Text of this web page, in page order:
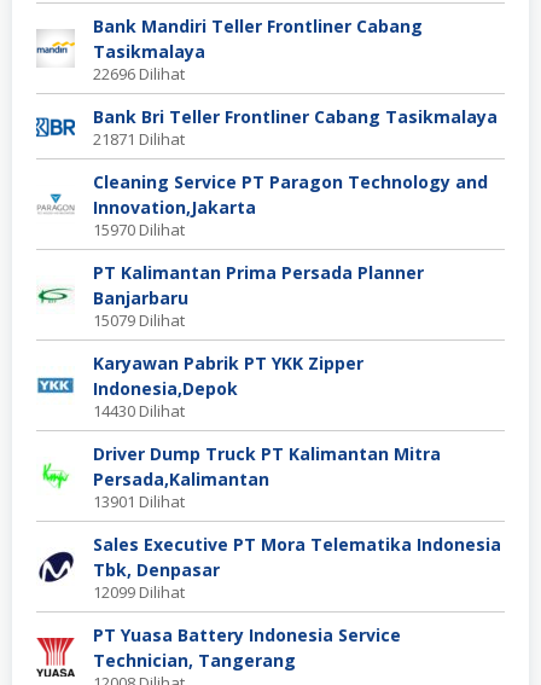
Bank Mandiri Teller Frontliner Cabang
Tasikmalaya
22696 Dilihat
Bank Bri Teller Frontliner Cabang Tasikmalaya
21871 Dilihat
Cleaning Service PT Paragon Technology and
Innovation,Jakarta
15970 Dilihat
PT Kalimantan Prima Persada Planner
Banjarbaru
15079 Dilihat
Karyawan Pabrik PT YKK Zipper
Indonesia,Depok
14430 Dilihat
Driver Dump Truck PT Kalimantan Mitra
Persada,Kalimantan
13901 Dilihat
Sales Executive PT Mora Telematika Indonesia
Tbk, Denpasar
12099 Dilihat
PT Yuasa Battery Indonesia Service
Technician, Tangerang